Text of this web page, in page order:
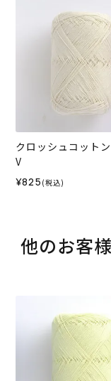
クロッシュコット
V
¥825 (税込)
他のお客